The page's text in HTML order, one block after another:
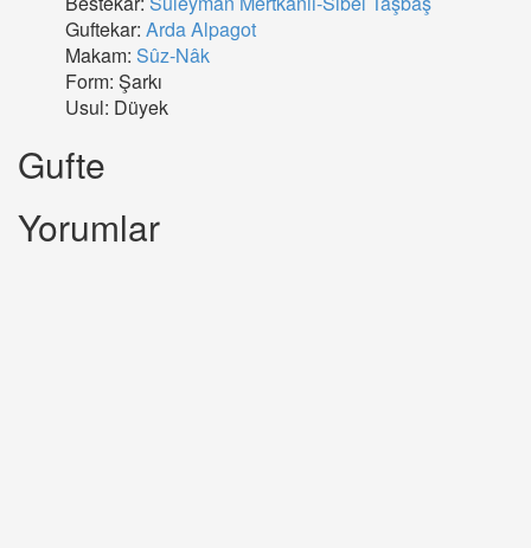
Guftekar: Arda Alpagot
Makam: Sûz-Nâk
Form: Şarkı
Usul: Düyek
Gufte
Yorumlar